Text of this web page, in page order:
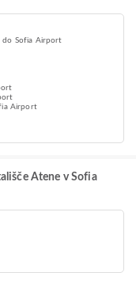
do Sofia Airport
Airport
Atene v Sofia